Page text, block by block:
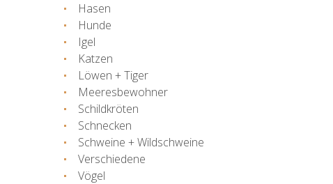
Hasen
Hunde
Igel
Katzen
Löwen + Tiger
Meeresbewohner
Schildkröten
Schnecken
Schweine + Wildschweine
Verschiedene
Vögel